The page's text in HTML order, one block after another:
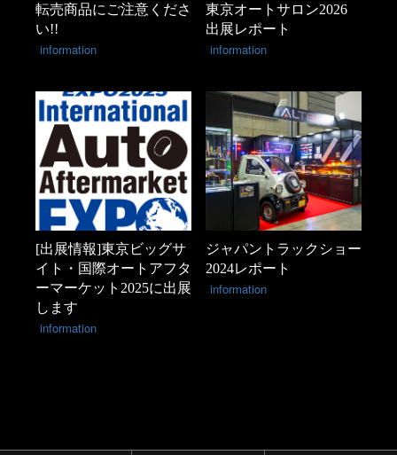
転売商品にご注意くださ
い!!
information
東京オートサロン2026
出展レポート
information
[出展情報]東京ビッグサ
イト・国際オートアフタ
ーマーケット2025に出展
します
information
ジャパントラックショー
2024レポート
information